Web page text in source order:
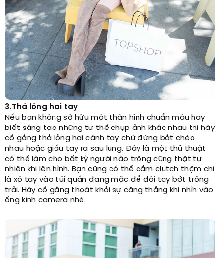
3.Thả lỏng hai tay
Nếu bạn không sở hữu một thân hình chuẩn mẫu hay
biết sáng tạo những tư thế chụp ảnh khác nhau thì hãy
cố gắng thả lỏng hai cánh tay chứ đừng bắt chéo
nhau hoặc giấu tay ra sau lung. Đây là một thủ thuật
có thể làm cho bất kỳ người nào trông cũng thật tự
nhiên khi lên hình. Bạn cũng có thể cầm clutch thậm chí
là xỏ tay vào túi quần đang mặc để đôi tay bớt trống
trải. Hãy cố gắng thoát khỏi sự căng thẳng khi nhìn vào
ống kính camera nhé.